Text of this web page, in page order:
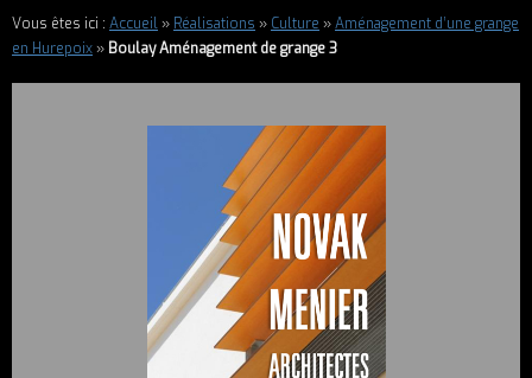
Vous êtes ici : Accueil» Réalisations » Culture »Aménagement d’une grange
en Hurepoix» Boulay Aménagement de grange 3